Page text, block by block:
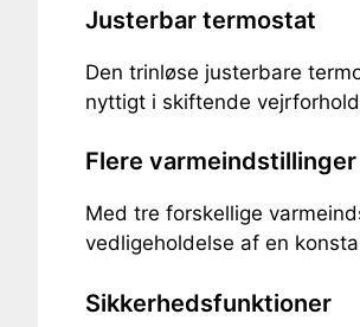
Justerbar termostat
Den trinløse justerbare
nyttigt i skiftende
Flere varmeindstillinger
Med tre forskellige
vedligeholdelse af en
Sikkerhedsfunktioner